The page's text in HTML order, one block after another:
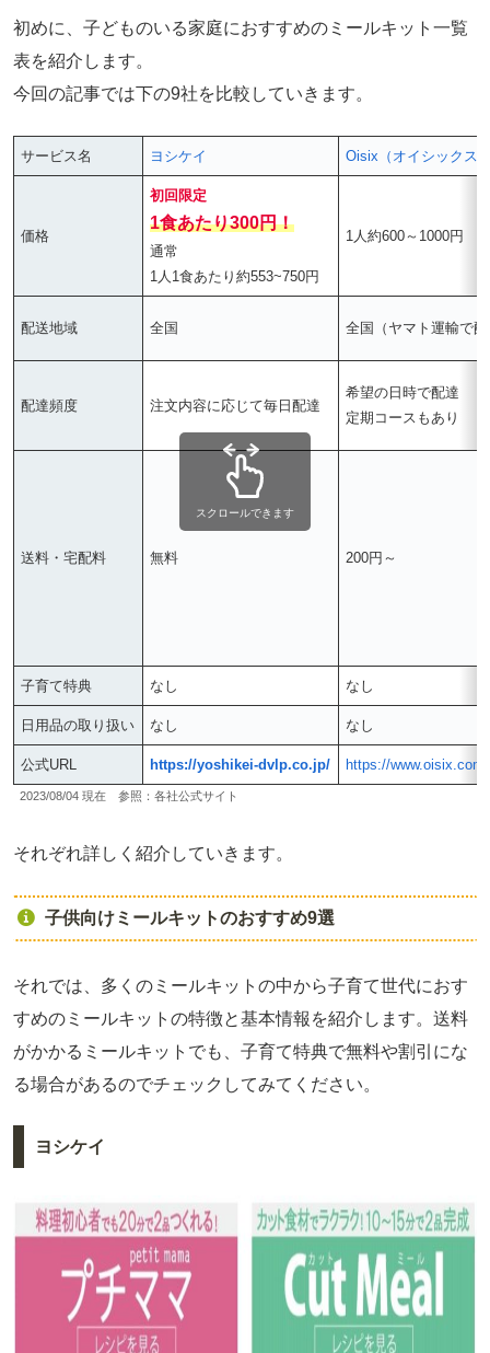
初めに、子どものいる家庭におすすめのミールキット一覧
表を紹介します。
今回の記事では下の9社を比較していきます。
サービス名 ヨシケイ Oisix（オイシックス
価格
初回限定
1食あたり300円！
通常
1人1食あたり約553~750円
1人約600～1000円
配送地域 全国 全国（ヤマト運輸で
配達頻度 注文内容に応じて毎日配達
希望の日時で配達
定期コースもあり
送料・宅配料 無料 200円～
子育て特典 なし なし
日用品の取り扱い なし なし
公式URL https://yoshikei-dvlp.co.jp/ https://www.oisix.com/
スクロールできます
2023/08/04 現在 参照：各社公式サイト
それぞれ詳しく紹介していきます。
子供向けミールキットのおすすめ9選
それでは、多くのミールキットの中から子育て世代におす
すめのミールキットの特徴と基本情報を紹介します。送料
がかかるミールキットでも、子育て特典で無料や割引にな
る場合があるのでチェックしてみてください。
ヨシケイ